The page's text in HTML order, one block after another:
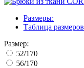
Размеры:
Таблица размеров
Размер:
52/170
56/170